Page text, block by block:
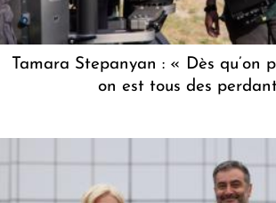
Tamara Stepanyan : « Dès qu’on
on est tous des